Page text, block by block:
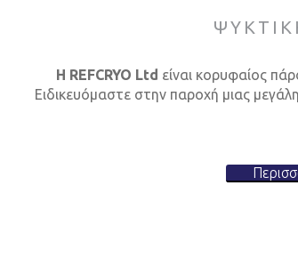
Η REFCRYO Ltd είναι κορυφαίος
Ειδικευόμαστε στην παροχή μιας